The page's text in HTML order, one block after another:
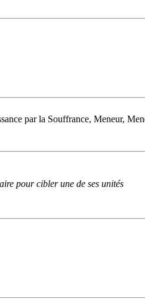
par la Souffrance, Meneur,
pour cibler une de ses unités